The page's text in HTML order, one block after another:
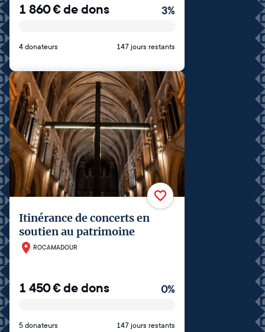
1 860€de dons 3%
4 donateurs 147 jours restants
Itinérance de concerts en
soutien au patrimoine
ROCAMADOUR
1 450€de dons 0%
5 donateurs 147 jours restants